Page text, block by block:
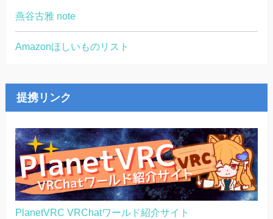
燕谷古雅 note
Amazonほしいものリスト
提携リンク
PlanetVRC VRChatワールド紹介サイト